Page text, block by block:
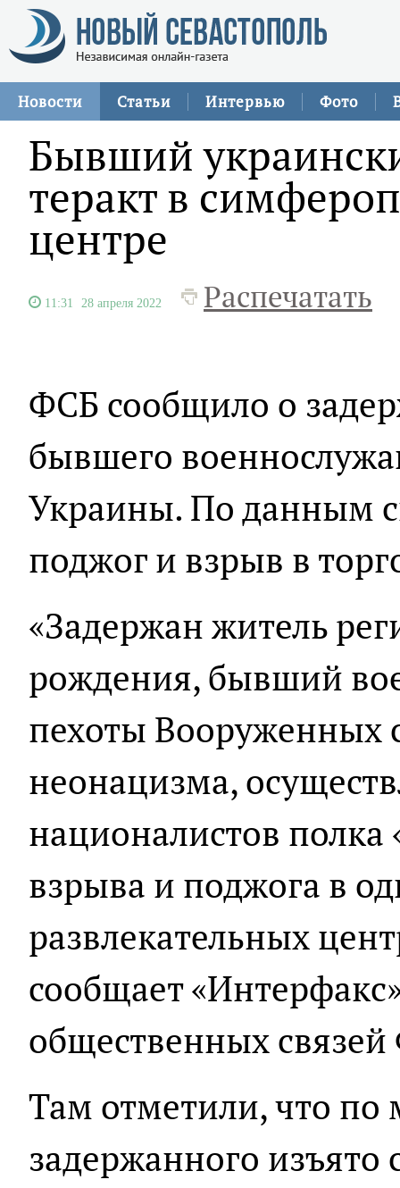
Новости Статьи Интервью Фото
Бывший
теракт в
центре
11:31 28 апреля 2022 Распечатать
ФСБ сообщило о
бывшего
Украины. По данным
поджог и взрыв в
«Задержан житель
рождения, бывший
пехоты Вооруженных
неонацизма,
националистов полка
взрыва и поджога в
развлекательных
сообщает
общественных
Там отметили, что по
задержанного